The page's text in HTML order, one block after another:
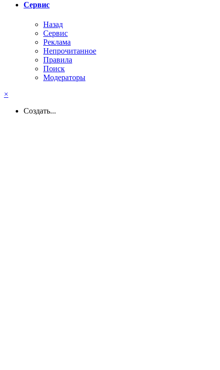
Сервис
Назад
Сервис
Реклама
Непрочитанное
Правила
Поиск
Модераторы
×
Создать...